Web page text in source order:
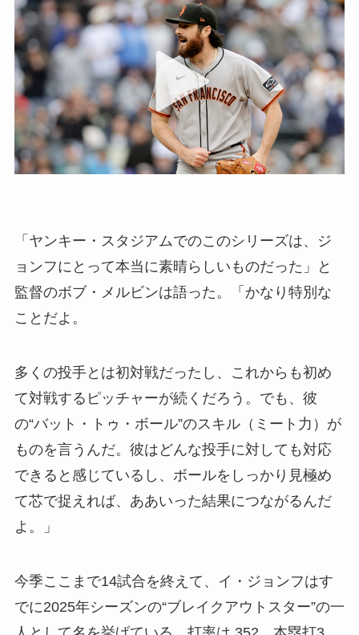
「ヤンキー・スタジアムでのこのシリーズは、ジ
ョンフにとって本当に素晴らしいものだった」と
監督のボブ・メルビンは語った。「かなり特別な
ことだよ。
多くの投手とは初対戦だったし、これからも初め
て対戦するピッチャーが続くだろう。でも、彼
の“バット・トゥ・ボール”のスキル（ミート力）が
ものを言うんだ。彼はどんな投手に対しても対応
できると感じているし、ボールをしっかり見極め
て芯で捉えれば、ああいった結果につながるんだ
よ。」
今季ここまで14試合を終えて、イ・ジョンフはす
でに2025年シーズンの“ブレイクアウトスター”の一